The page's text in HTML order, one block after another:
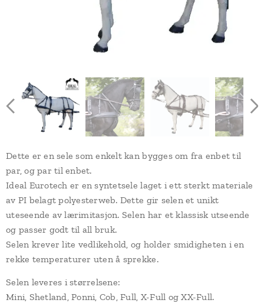
Dette er en sele som enkelt kan bygges om fra enbet til
par, og par til enbet.
Ideal Eurotech er en syntetsele laget i ett sterkt materiale
av PI belagt polyesterweb. Dette gir selen et unikt
uteseende av lærimitasjon. Selen har et klassisk utseende
og passer godt til all bruk.
Selen krever lite vedlikehold, og holder smidigheten i en
rekke temperaturer uten å sprekke.
Selen leveres i størrelsene:
Mini, Shetland, Ponni, Cob, Full, X-Full og XX-Full.